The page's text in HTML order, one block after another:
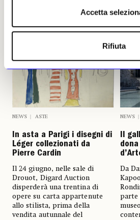
Accetta
Rifiuta
NEWS ASTE
In asta a Parigi i disegni di
Léger collezionati da
Pierre Cardin
Il 24 giugno, nelle sale di
Drouot, Digard Auction
disperderà una trentina di
opere su carta appartenute
allo stilista, prima della
vendita autunnale del
NEWS
Il
Da
parte